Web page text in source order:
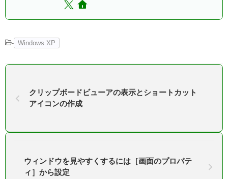
- Windows XP
クリップボードビューアの表示とショートカット
アイコンの作成
ウィンドウを見やすくするには［画面のプロパテ
ィ］から設定